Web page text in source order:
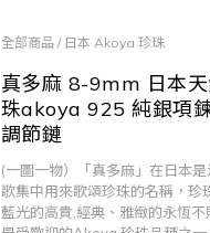
全部商品 / 日本 Akoya 珍珠
真多麻 8-9mm 日本
珠akoya 925 純銀項
調節鏈
(一圖一物）「真多麻」在日本
歌集中用來歌頌珍珠的名稱，珍
藍光的高貴,經典、雅緻的永恆不